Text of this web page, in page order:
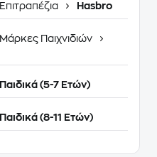
Επιτραπέζια Hasbro
Μάρκες Παιχνιδιών
Παιδικά (5-7 Ετών)
Παιδικά (8-11 Ετών)